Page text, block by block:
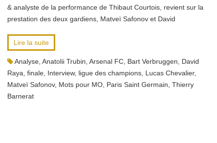
& analyste de la performance de Thibaut Courtois, revient sur la
prestation des deux gardiens, Matveï Safonov et David
Lire la suite
Analyse Anatolii Trubin Arsenal FC Bart Verbruggen
David
Raya finale Interview, ligue des champions Lucas Chevalier,
Matveï Safonov, Mots pour MO Paris Saint Germain Thierry
Barnerat